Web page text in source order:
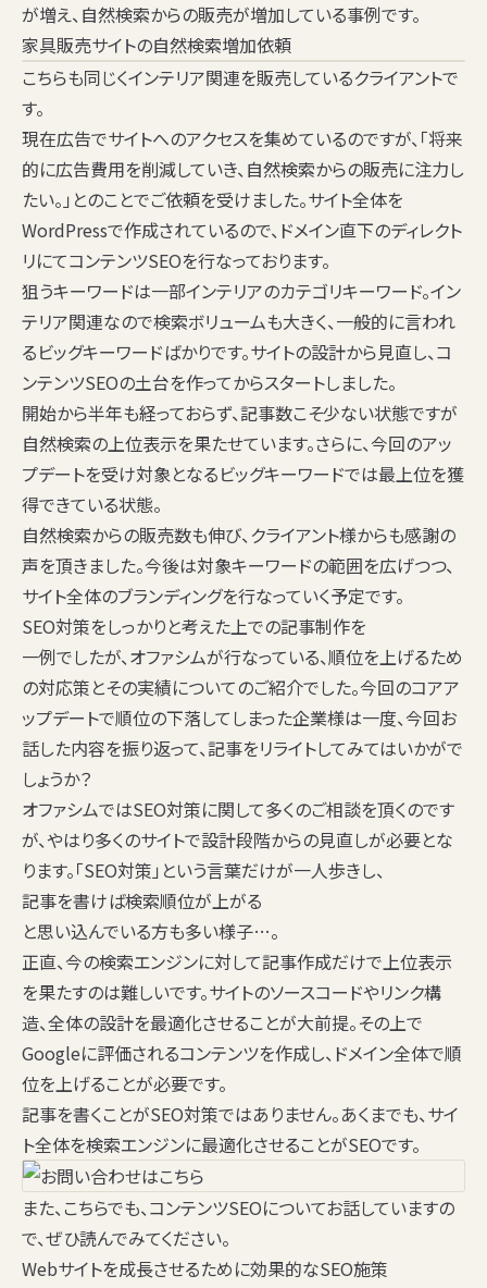
が増え、自然検索からの販売が増加している事例です。
家具販売サイトの自然検索増加依頼
こちらも同じくインテリア関連を販売しているクライアントで
す。
現在広告でサイトへのアクセスを集めているのですが、「将来
的に広告費用を削減していき、自然検索からの販売に注力し
たい。」とのことでご依頼を受けました。サイト全体を
WordPressで作成されているので、ドメイン直下のディレクト
リにてコンテンツSEOを行なっております。
狙うキーワードは一部インテリアのカテゴリキーワード。イン
テリア関連なので検索ボリュームも大きく、一般的に言われ
るビッグキーワードばかりです。サイトの設計から見直し、コ
ンテンツSEOの土台を作ってからスタートしました。
開始から半年も経っておらず、記事数こそ少ない状態ですが
自然検索の上位表示を果たせています。さらに、今回のアッ
プデートを受け対象となるビッグキーワードでは最上位を獲
得できている状態。
自然検索からの販売数も伸び、クライアント様からも感謝の
声を頂きました。今後は対象キーワードの範囲を広げつつ、
サイト全体のブランディングを行なっていく予定です。
SEO対策をしっかりと考えた上での記事制作を
一例でしたが、オファシムが行なっている、順位を上げるため
の対応策とその実績についてのご紹介でした。今回のコアア
ップデートで順位の下落してしまった企業様は一度、今回お
話した内容を振り返って、記事をリライトしてみてはいかがで
しょうか？
オファシムではSEO対策に関して多くのご相談を頂くのです
が、やはり多くのサイトで設計段階からの見直しが必要とな
ります。「SEO対策」という言葉だけが一人歩きし、
記事を書けば検索順位が上がる
と思い込んでいる方も多い様子…。
正直、今の検索エンジンに対して記事作成だけで上位表示
を果たすのは難しいです。サイトのソースコードやリンク構
造、全体の設計を最適化させることが大前提。その上で
Googleに評価されるコンテンツを作成し、ドメイン全体で順
位を上げることが必要です。
記事を書くことがSEO対策ではありません。あくまでも、サイ
ト全体を検索エンジンに最適化させることがSEOです。
また、こちらでも、コンテンツSEOについてお話していますの
で、ぜひ読んでみてください。
Webサイトを成長させるために効果的なSEO施策